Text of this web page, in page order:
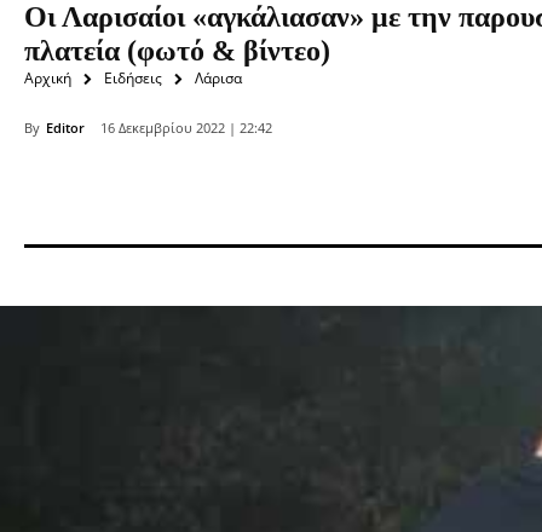
Οι Λαρισαίοι «αγκάλιασαν» με την
πλατεία (φωτό & βίντεο)
Αρχική Ειδήσεις Λάρισα
By Editor 16 Δεκεμβρίου 2022 | 22:42